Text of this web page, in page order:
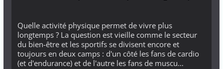
Quelle activité physique permet de vivre plus
longtemps ? La question est vieille comme le secteur
du bien-être et les sportifs se divisent encore et
toujours en deux camps : d'un côté les fans de cardio
(et d'endurance) et de l'autre les fans de muscu…